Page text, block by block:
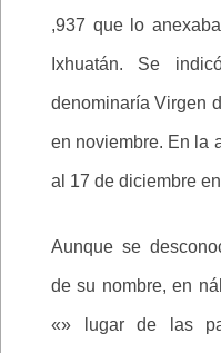
,937 que lo
Ixhuatán. Se
denominaría Virgen
en noviembre. En la
al 17 de diciembre
Aunque se
de su nombre, en
«» lugar de las